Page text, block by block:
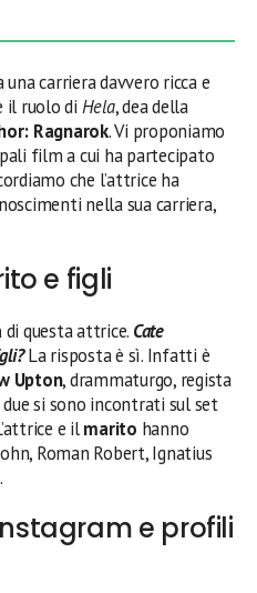
una carriera davvero ricca e
il ruolo di Hela, dea della
Ragnarok. Vi proponiamo
film a cui ha partecipato
che l’attrice ha
nella sua carriera,
e figli
di questa attrice. Cate
La risposta è sì. Infatti è
Upton, drammaturgo, regista
si sono incontrati sul set
e ilmarito hanno
Roman Robert, Ignatius
e profili